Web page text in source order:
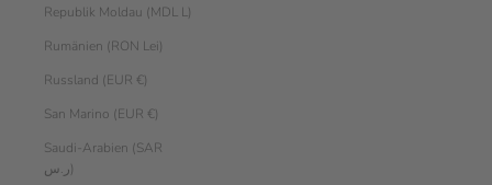
Republik Moldau (MDL L)
Rumänien (RON Lei)
Russland (EUR €)
San Marino (EUR €)
Saudi-Arabien (SAR
ر.س)